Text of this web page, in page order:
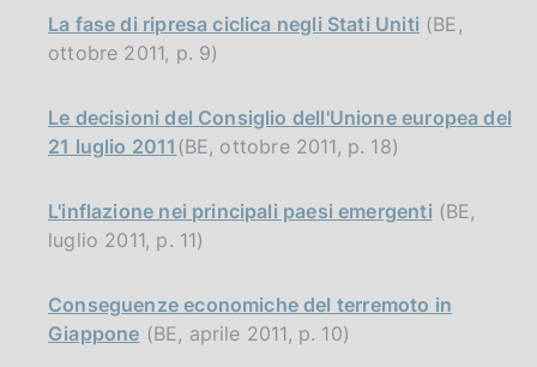
La fase di ripresa ciclica negli Stati Uniti (BE,
ottobre 2011, p. 9)
Le decisioni del Consiglio dell'Unione europea del
21 luglio 2011 (BE, ottobre 2011, p. 18)
L'inflazione nei principali paesi emergenti (BE,
luglio 2011, p. 11)
Conseguenze economiche del terremoto in
Giappone (BE, aprile 2011, p. 10)